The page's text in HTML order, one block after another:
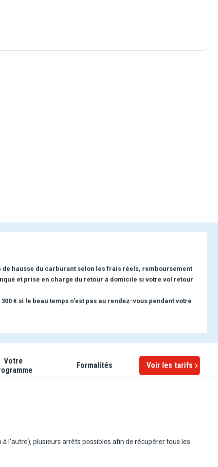
hausse du carburant selon les frais réels, remboursement
et prise en charge du retour à domicile si votre vol retour
€ si le beau temps n'est pas au rendez-vous pendant votre
Votre
Formalités Voir les tarifs
l'autre), plusieurs arrêts possibles afin de récupérer tous les